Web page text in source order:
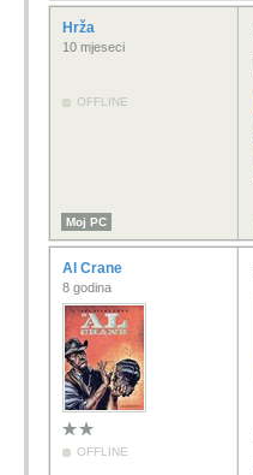
Hrža
10 mjeseci
OFFLINE
Moj PC
Al Crane
8 godina
OFFLINE